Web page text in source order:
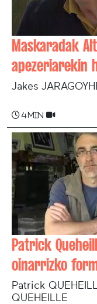
Maskaradak
apezeriarekin
Jakes
4 min
Patrick
oinarrizko
Patrick
QUEHEILLE